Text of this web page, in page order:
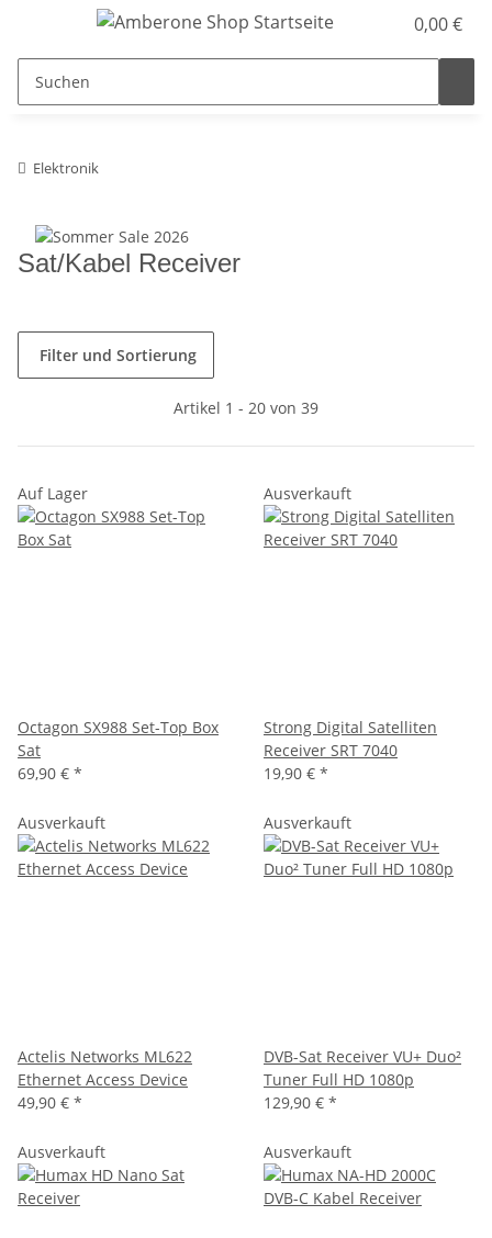
0,00 €
Elektronik
Sat/Kabel Receiver
Filter und Sortierung
Artikel 1 - 20 von 39
Auf Lager
Octagon SX988 Set-Top Box
Sat
69,90 € *
Ausverkauft
Strong Digital Satelliten
Receiver SRT 7040
19,90 € *
Ausverkauft
Actelis Networks ML622
Ethernet Access Device
49,90 € *
Ausverkauft
DVB-Sat Receiver VU+ Duo²
Tuner Full HD 1080p
129,90 € *
Ausverkauft Ausverkauft